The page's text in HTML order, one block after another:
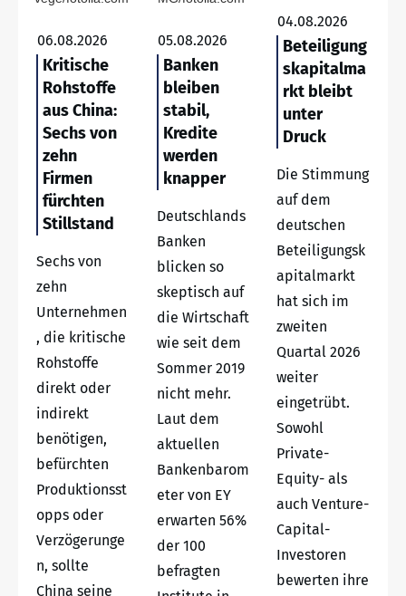
06.08.2026
Kritische
Rohstoffe
aus China:
Sechs von
zehn
Firmen
fürchten
Stillstand
Sechs von
zehn
Unternehmen
, die kritische
Rohstoffe
direkt oder
indirekt
benötigen,
befürchten
Produktionsst
opps oder
Verzögerunge
n, sollte
China seine
05.08.2026
Banken
bleiben
stabil,
Kredite
werden
knapper
Deutschlands
Banken
blicken so
skeptisch auf
die Wirtschaft
wie seit dem
Sommer 2019
nicht mehr.
Laut dem
aktuellen
Bankenbarom
eter von EY
erwarten 56%
der 100
befragten
04.08.2026
Beteiligung
skapitalma
rkt bleibt
unter
Druck
Die Stimmung
auf dem
deutschen
Beteiligungsk
apitalmarkt
hat sich im
zweiten
Quartal 2026
weiter
eingetrübt.
Sowohl
Private-
Equity- als
auch Venture-
Capital-
Investoren
bewerten ihre